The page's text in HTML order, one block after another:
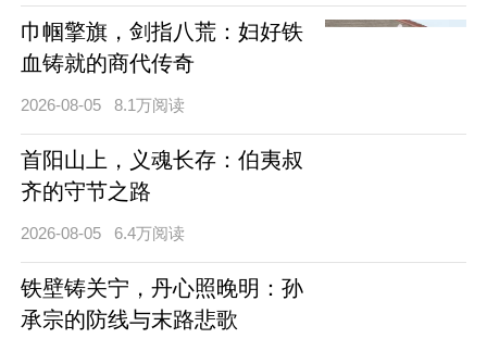
巾帼擎旗，剑指八荒：妇好铁
血铸就的商代传奇
2026-08-05 8.1万阅读
首阳山上，义魂长存：伯夷叔
齐的守节之路
2026-08-05 6.4万阅读
铁壁铸关宁，丹心照晚明：孙
承宗的防线与末路悲歌